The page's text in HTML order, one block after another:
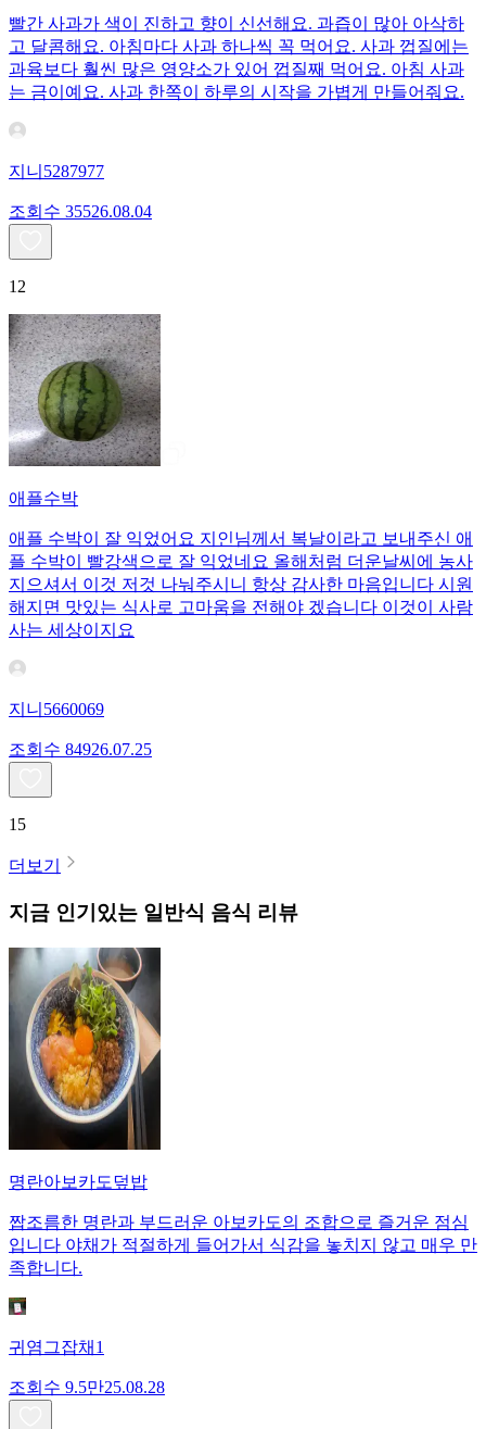
빨간 사과가 색이 진하고 향이 신선해요. 과즙이 많아 아삭하
고 달콤해요. 아침마다 사과 하나씩 꼭 먹어요. 사과 껍질에는
과육보다 훨씬 많은 영양소가 있어 껍질째 먹어요. 아침 사과
는 금이예요. 사과 한쪽이 하루의 시작을 가볍게 만들어줘요.
지니5287977
조회수 35526.08.04
12
애플수박
애플 수박이 잘 익었어요 지인님께서 복날이라고 보내주신 애
플 수박이 빨강색으로 잘 익었네요 올해처럼 더운날씨에 농사
지으셔서 이것 저것 나눠주시니 항상 감사한 마음입니다 시원
해지면 맛있는 식사로 고마움을 전해야 겠습니다 이것이 사람
사는 세상이지요
지니5660069
조회수 84926.07.25
15
더보기
지금 인기있는 일반식 음식 리뷰
명란아보카도덮밥
짭조름한 명란과 부드러운 아보카도의 조합으로 즐거운 점심
입니다 야채가 적절하게 들어가서 식감을 놓치지 않고 매우 만
족합니다.
귀염그잡채1
조회수 9.5만25.08.28